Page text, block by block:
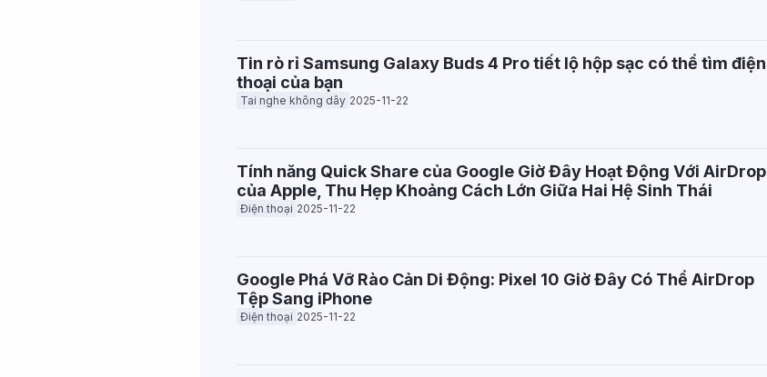
Tin rò rỉ Samsung Galaxy Buds 4 Pro tiết lộ hộp sạc có thể tìm điện
thoại của bạn
Tai nghe không dây 2025-11-22
Tính năng Quick Share của Google Giờ Đây Hoạt Động Với AirDrop
của Apple, Thu Hẹp Khoảng Cách Lớn Giữa Hai Hệ Sinh Thái
Điện thoại 2025-11-22
Google Phá Vỡ Rào Cản Di Động: Pixel 10 Giờ Đây Có Thể AirDrop
Tệp Sang iPhone
Điện thoại 2025-11-22